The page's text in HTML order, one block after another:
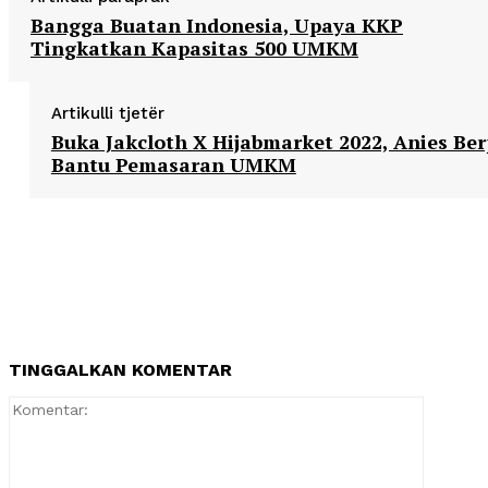
Bangga Buatan Indonesia, Upaya KKP
Tingkatkan Kapasitas 500 UMKM
Artikulli tjetër
Buka Jakcloth X Hijabmarket 2022, Anies
Bantu Pemasaran UMKM
TINGGALKAN KOMENTAR